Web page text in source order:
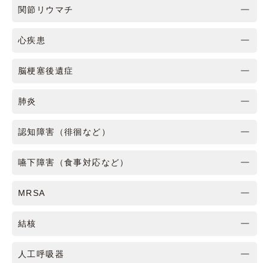
関節リウマチ
心疾患
脳梗塞後遺症
肺炎
認知障害（徘徊など）
嚥下障害（食事対応など）
MRSA
結核
人工呼吸器